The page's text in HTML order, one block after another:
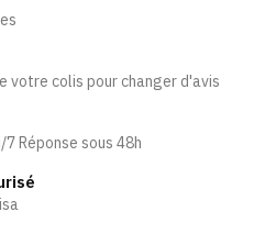
être
votre colis pour changer d'avis
Réponse sous 48h